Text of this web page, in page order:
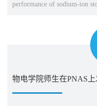
performance of sodium-ion
成林金山青年特聘教授、
物电学院师生在PNAS